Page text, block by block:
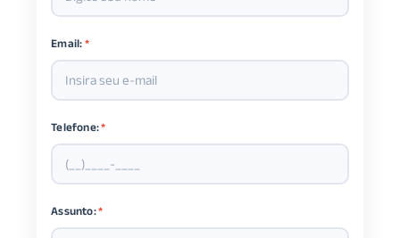
Email:*
Telefone:*
Assunto:*